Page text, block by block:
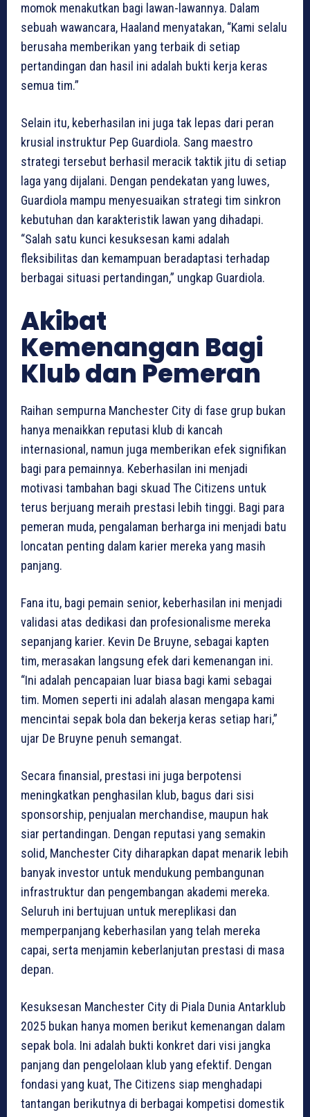
momok menakutkan bagi lawan-lawannya. Dalam
sebuah wawancara, Haaland menyatakan, “Kami selalu
berusaha memberikan yang terbaik di setiap
pertandingan dan hasil ini adalah bukti kerja keras
semua tim.”
Selain itu, keberhasilan ini juga tak lepas dari peran
krusial instruktur Pep Guardiola. Sang maestro
strategi tersebut berhasil meracik taktik jitu di setiap
laga yang dijalani. Dengan pendekatan yang luwes,
Guardiola mampu menyesuaikan strategi tim sinkron
kebutuhan dan karakteristik lawan yang dihadapi.
“Salah satu kunci kesuksesan kami adalah
fleksibilitas dan kemampuan beradaptasi terhadap
berbagai situasi pertandingan,” ungkap Guardiola.
Akibat
Kemenangan Bagi
Klub dan Pemeran
Raihan sempurna Manchester City di fase grup bukan
hanya menaikkan reputasi klub di kancah
internasional, namun juga memberikan efek signifikan
bagi para pemainnya. Keberhasilan ini menjadi
motivasi tambahan bagi skuad The Citizens untuk
terus berjuang meraih prestasi lebih tinggi. Bagi para
pemeran muda, pengalaman berharga ini menjadi batu
loncatan penting dalam karier mereka yang masih
panjang.
Fana itu, bagi pemain senior, keberhasilan ini menjadi
validasi atas dedikasi dan profesionalisme mereka
sepanjang karier. Kevin De Bruyne, sebagai kapten
tim, merasakan langsung efek dari kemenangan ini.
“Ini adalah pencapaian luar biasa bagi kami sebagai
tim. Momen seperti ini adalah alasan mengapa kami
mencintai sepak bola dan bekerja keras setiap hari,”
ujar De Bruyne penuh semangat.
Secara finansial, prestasi ini juga berpotensi
meningkatkan penghasilan klub, bagus dari sisi
sponsorship, penjualan merchandise, maupun hak
siar pertandingan. Dengan reputasi yang semakin
solid, Manchester City diharapkan dapat menarik lebih
banyak investor untuk mendukung pembangunan
infrastruktur dan pengembangan akademi mereka.
Seluruh ini bertujuan untuk mereplikasi dan
memperpanjang keberhasilan yang telah mereka
capai, serta menjamin keberlanjutan prestasi di masa
depan.
Kesuksesan Manchester City di Piala Dunia Antarklub
2025 bukan hanya momen berikut kemenangan dalam
sepak bola. Ini adalah bukti konkret dari visi jangka
panjang dan pengelolaan klub yang efektif. Dengan
fondasi yang kuat, The Citizens siap menghadapi
tantangan berikutnya di berbagai kompetisi domestik